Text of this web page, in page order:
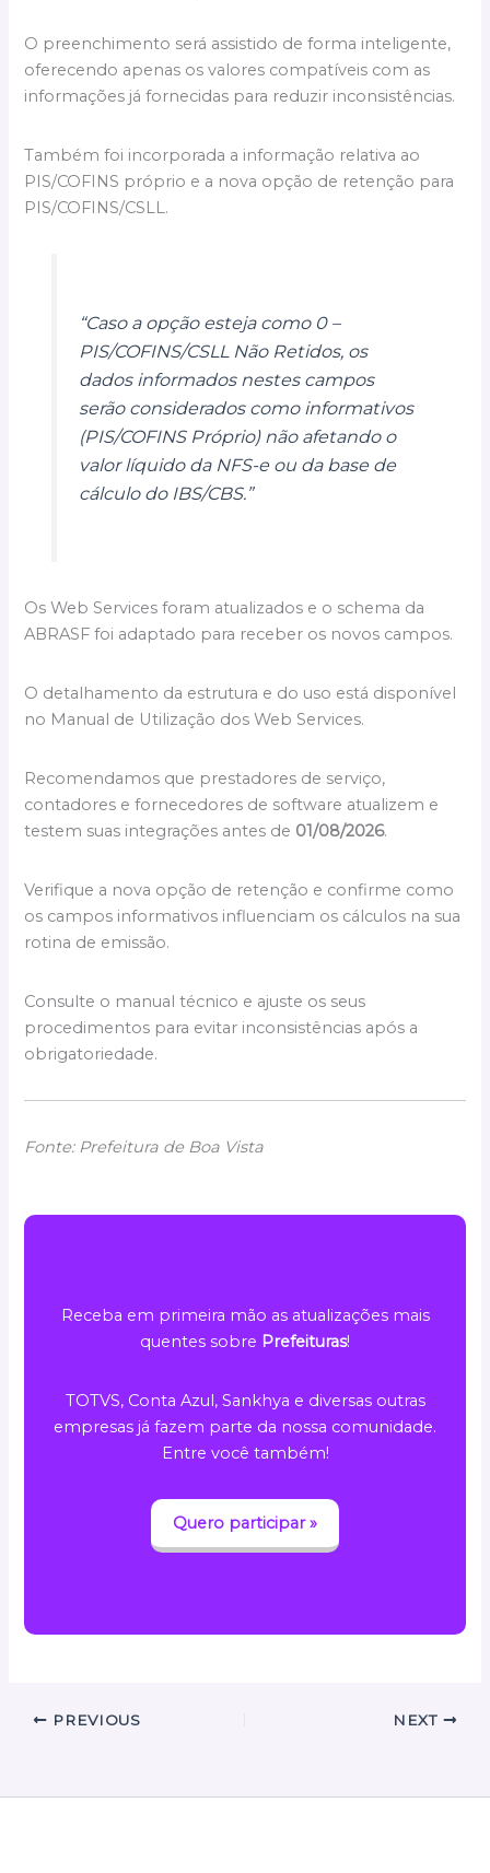
O preenchimento será assistido de forma inteligente,
oferecendo apenas os valores compatíveis com as
informações já fornecidas para reduzir inconsistências.
Também foi incorporada a informação relativa ao
PIS/COFINS próprio e a nova opção de retenção para
PIS/COFINS/CSLL.
“Caso a opção esteja como 0 –
PIS/COFINS/CSLL Não Retidos, os
dados informados nestes campos
serão considerados como informativos
(PIS/COFINS Próprio) não afetando o
valor líquido da NFS-e ou da base de
cálculo do IBS/CBS.”
Os Web Services foram atualizados e o schema da
ABRASF foi adaptado para receber os novos campos.
O detalhamento da estrutura e do uso está disponível
no Manual de Utilização dos Web Services.
Recomendamos que prestadores de serviço,
contadores e fornecedores de software atualizem e
testem suas integrações antes de 01/08/2026.
Verifique a nova opção de retenção e confirme como
os campos informativos influenciam os cálculos na sua
rotina de emissão.
Consulte o manual técnico e ajuste os seus
procedimentos para evitar inconsistências após a
obrigatoriedade.
Fonte: Prefeitura de Boa Vista
Receba em primeira mão as atualizações mais
quentes sobre Prefeituras!
TOTVS, Conta Azul, Sankhya e diversas outras
empresas já fazem parte da nossa comunidade.
Entre você também!
Quero participar »
PREVIOUS NEXT